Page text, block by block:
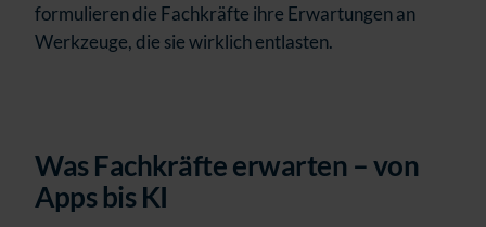
formulieren die Fachkräfte ihre Erwartungen an
Werkzeuge, die sie wirklich entlasten.
Was Fachkräfte erwarten – von
Apps bis KI